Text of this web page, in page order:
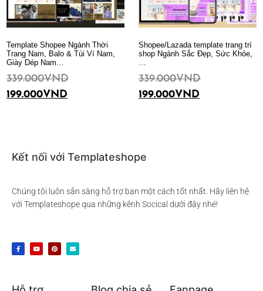
Template Shopee Ngành Thời
Trang Nam, Balo & Túi Ví Nam,
Giày Dép Nam…
339.000VND
199.000VND
Shopee/Lazada template trang trí
shop Ngành Sắc Đẹp, Sức Khỏe,
…
339.000VND
199.000VND
Kết nối với Templateshope
Chúng tôi luôn sẵn sàng hỗ trợ bạn một cách tốt nhất. Hãy liên hệ
với Templateshope qua những kênh Socical dưới đây nhé!